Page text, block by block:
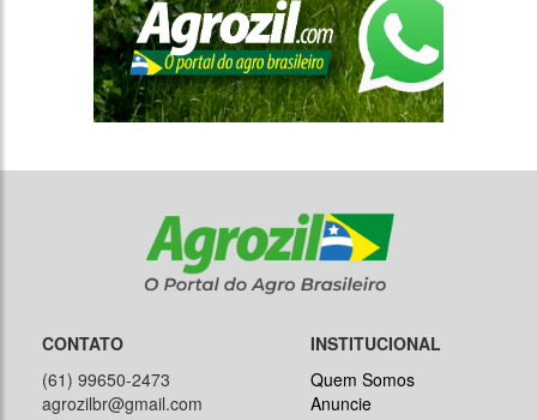
CONTATO
(61) 99650-2473
agrozilbr@gmail.com
INSTITUCIONAL
Quem Somos
Anuncie